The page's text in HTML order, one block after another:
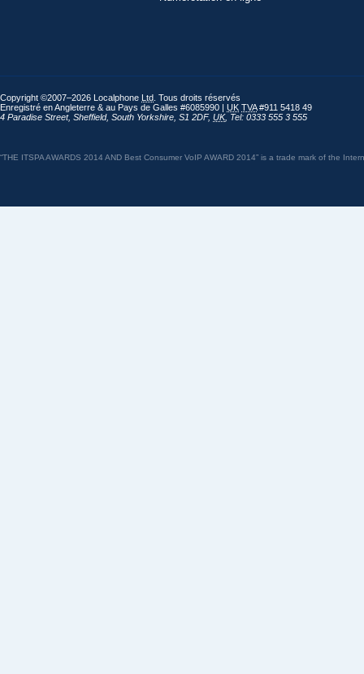
Copyright ©2007–2026 Localphone Ltd . Tous droits réservés
Enregistré en Angleterre & au Pays de Galles #6085990 | UK TVA#911 5418 49
4 Paradise Street, Sheffield, South Yorkshire S1 2DF, UK, Tel: 0333 555 3 555
“THE ITSPA AWARDS 2014 AND Best Consumer VoIP AWARD 2014” is a trade mark of the